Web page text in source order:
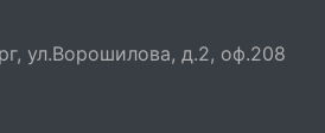
ул.Ворошилова, д.2, оф.208